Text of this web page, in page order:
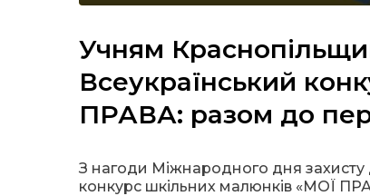
Учням
Всеукраїнський
ПРАВА: разом до
З нагоди Міжнародного дня захисту
конкурс шкільних малюнків «МОЇ